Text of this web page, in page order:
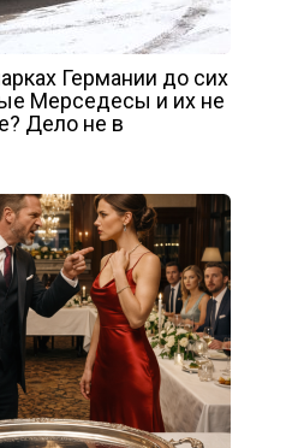
Германии до сих
Мерседесы и их не
Дело не в